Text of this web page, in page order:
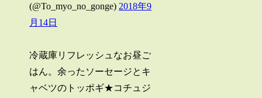
(@To_myo_no_gonge) 2018年9
月14日
冷蔵庫リフレッシュなお昼ご
はん。余ったソーセージとキ
ャベツのトッポギ★コチュジ